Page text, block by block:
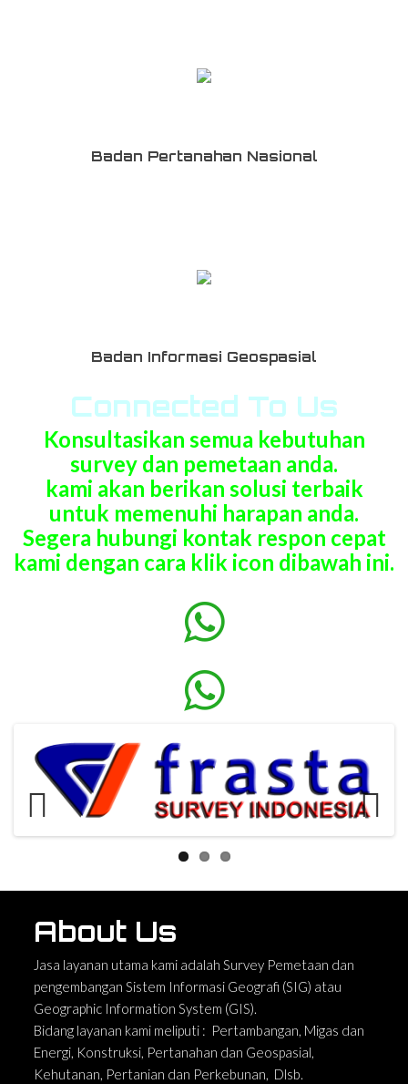
Badan Pertanahan Nasional
Badan Informasi Geospasial
Connected To Us
Konsultasikan semua kebutuhan
survey dan pemetaan anda.
kami akan berikan solusi terbaik
untuk memenuhi harapan anda.
Segera hubungi kontak respon cepat
kami dengan cara klik icon dibawah ini.
Previous Next
About Us
Jasa layanan utama kami adalah Survey Pemetaan dan
pengembangan Sistem Informasi Geografi (SIG) atau
Geographic Information System (GIS).
Bidang layanan kami meliputi : Pertambangan, Migas dan
Energi, Konstruksi, Pertanahan dan Geospasial,
Kehutanan, Pertanian dan Perkebunan, Dlsb.